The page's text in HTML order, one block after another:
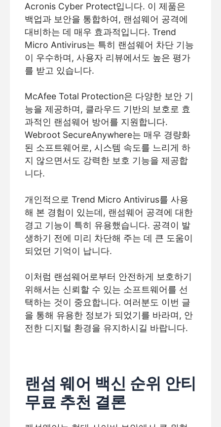
Acronis Cyber Protect입니다. 이 제품은
백업과 보안을 통합하여, 랜섬웨어 공격에
대비하는 데 매우 효과적입니다. Trend
Micro Antivirus는 특히 랜섬웨어 차단 기능
이 우수하며, 사용자 리뷰에서도 높은 평가
를 받고 있습니다.
McAfee Total Protection은 다양한 보안 기
능을 제공하며, 클라우드 기반의 보호로 효
과적인 랜섬웨어 방어를 지원합니다.
Webroot SecureAnywhere는 매우 경량화
된 소프트웨어로, 시스템 속도를 느리게 하
지 않으면서도 강력한 보호 기능을 제공합
니다.
개인적으로 Trend Micro Antivirus를 사용
해 본 경험이 있는데, 랜섬웨어 공격에 대한
경고 기능이 특히 유용했습니다. 공격이 발
생하기 전에 미리 차단해 주는 데 큰 도움이
되었던 기억이 납니다.
이처럼 랜섬웨어로부터 안전하게 보호하기
위해서는 신뢰할 수 있는 소프트웨어를 선
택하는 것이 중요합니다. 여러분도 이번 글
을 통해 유용한 정보가 되었기를 바라며, 안
전한 디지털 환경을 유지하시길 바랍니다.
랜섬 웨어 백신 순위 안티
무료 추천 결론